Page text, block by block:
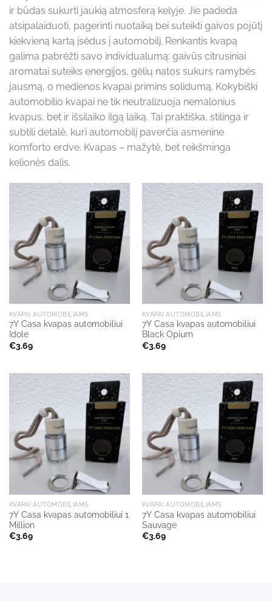
ir būdas sukurti jaukią atmosferą kelyje. Jie padeda
atsipalaiduoti, pagerinti nuotaiką bei suteikti gaivos pojūtį
kiekvieną kartą įsėdus į automobilį. Renkantis kvapą
galima pabrėžti savo individualumą: gaivūs citrusiniai
aromatai suteiks energijos, gėlių natos sukurs ramybės
jausmą, o medienos kvapai primins solidumą. Kokybiški
automobilio kvapai ne tik neutralizuoja nemalonius
kvapus, bet ir išsilaiko ilgą laiką. Tai praktiška, stilinga ir
subtili detalė, kuri automobilį paverčia asmenine
komforto erdve. Kvapas – mažytė, bet reikšminga
kelionės dalis.
KVAPAI AUTOMOBILIAMS
7Y Casa kvapas automobiliui
Idole
€3.69
KVAPAI AUTOMOBILIAMS
7Y Casa kvapas automobiliui
Black Opium
€3.69
KVAPAI AUTOMOBILIAMS
7Y Casa kvapas automobiliui 1
Million
€3.69
KVAPAI AUTOMOBILIAMS
7Y Casa kvapas automobiliui
Sauvage
€3.69